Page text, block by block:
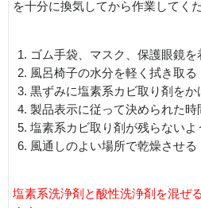
を十分に換気してから作業してくだ
ゴム手袋、マスク、保護眼鏡を
風呂椅子の水分を軽く拭き取る
黒ずみに塩素系カビ取り剤をか
製品表示に従って決められた時
塩素系カビ取り剤が残らないよ
風通しのよい場所で乾燥させる
塩素系洗浄剤と酸性洗浄剤を混ぜ